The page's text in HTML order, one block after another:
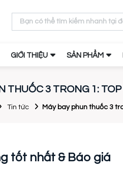
GIỚI THIỆU SẢN PHẨM
THUỐC 3 TRONG 1:
Tin tức Máy bay phun thuốc 3
tốt nhất & Báo giá